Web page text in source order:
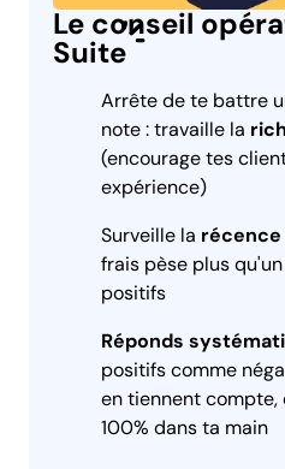
Le conseil
Suite
Arrête de te battre
note : travaille la
(encourage tes
expérience)
Surveille la récence
frais pèse plus
positifs
Réponds
positifs comme
en tiennent compte,
100% dans ta main